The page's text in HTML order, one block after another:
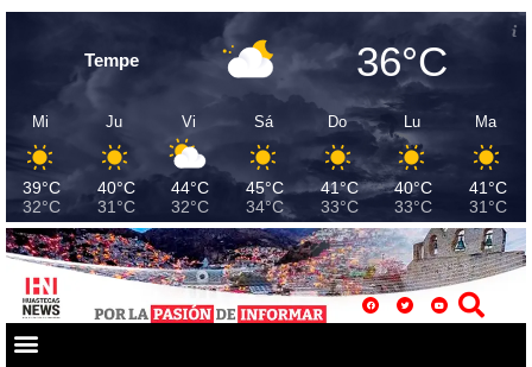
Tempe 36°C
Mi
39°C
32°C
Ju
40°C
31°C
Vi
44°C
32°C
Sá
45°C
34°C
Do
41°C
33°C
Lu
40°C
33°C
Ma
41°C
31°C